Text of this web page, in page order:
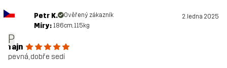
P
Petr K. Ověřený zákazník 2. ledna 2025
Míry: 186cm, 115kg
fajn
pevná, dobře sedí